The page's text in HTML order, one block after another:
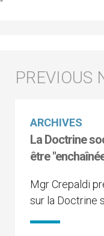
ARCHIVES
La Doctrine
être
Mgr Crepaldi
sur la Doctrine